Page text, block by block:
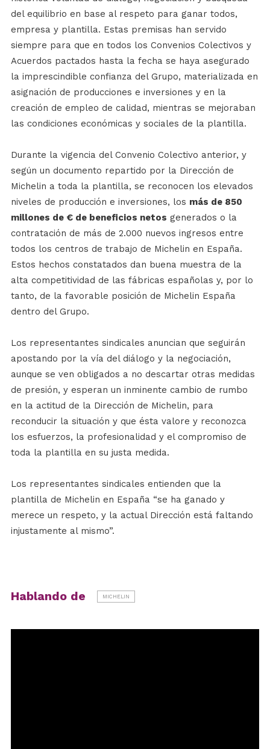
del equilibrio en base al respeto para ganar todos,
empresa y plantilla. Estas premisas han servido
siempre para que en todos los Convenios Colectivos y
Acuerdos pactados hasta la fecha se haya asegurado
la imprescindible confianza del Grupo, materializada en
asignación de producciones e inversiones y en la
creación de empleo de calidad, mientras se mejoraban
las condiciones económicas y sociales de la plantilla.
Durante la vigencia del Convenio Colectivo anterior, y
según un documento repartido por la Dirección de
Michelin a toda la plantilla, se reconocen los elevados
niveles de producción e inversiones, los más de 850
millones de € de beneficios netos generados o la
contratación de más de 2.000 nuevos ingresos entre
todos los centros de trabajo de Michelin en España.
Estos hechos constatados dan buena muestra de la
alta competitividad de las fábricas españolas y, por lo
tanto, de la favorable posición de Michelin España
dentro del Grupo.
Los representantes sindicales anuncian que seguirán
apostando por la vía del diálogo y la negociación,
aunque se ven obligados a no descartar otras medidas
de presión, y esperan un inminente cambio de rumbo
en la actitud de la Dirección de Michelin, para
reconducir la situación y que ésta valore y reconozca
los esfuerzos, la profesionalidad y el compromiso de
toda la plantilla en su justa medida.
Los representantes sindicales entienden que la
plantilla de Michelin en España “se ha ganado y
merece un respeto, y la actual Dirección está faltando
injustamente al mismo”.
Hablando de MICHELIN